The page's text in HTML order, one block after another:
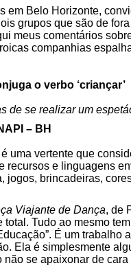
em Belo Horizonte,
grupos que são de
meus comentários
companhias
o verbo ‘criançar’
de se realizar um
– BH
uma vertente que
recursos e linguagens
jogos, brincadeiras,
Viajante de Dança, de
total. Tudo ao mesmo
É um
Ela é simplesmente
não se apaixonar de